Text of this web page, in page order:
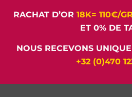
RACHAT D’OR 18K= 110€/GR
ET 0% DE
NOUS RECEVONS
+32 (0)470